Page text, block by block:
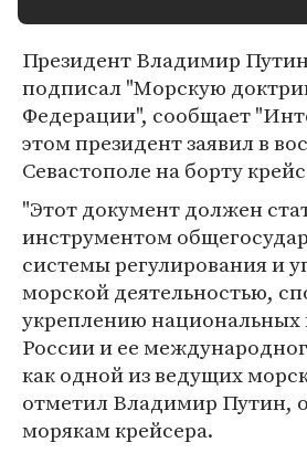
Президент Владимир
подписал "Морскую
Федерации", сообщает
этом президент заявил в
Севастополе на борту
"Этот документ должен
инструментом
системы регулирования и
морской деятельностью,
укреплению национальных
России и ее
как одной из ведущих
отметил Владимир Путин,
морякам крейсера.